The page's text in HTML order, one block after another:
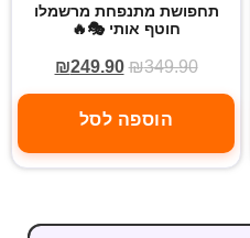
תחפושת מתנפחת מרשמלו
חוטף אותי 🎭🔥
₪349.90
₪249.90
הוספה לסל